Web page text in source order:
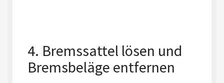
4. Bremssattel lösen und
Bremsbeläge entfernen